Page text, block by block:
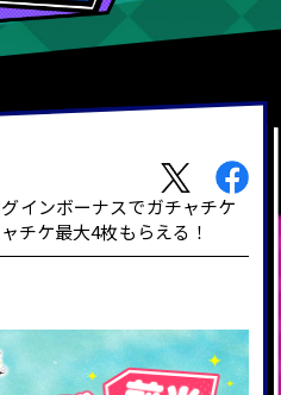
インボーナスでガチャチケ
チケ最大4枚もらえる！